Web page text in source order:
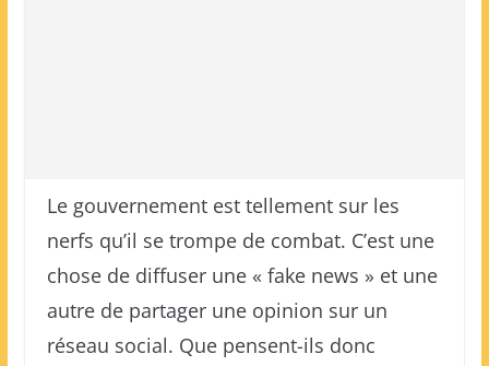
Le gouvernement est tellement sur les
nerfs qu’il se trompe de combat. C’est une
chose de diffuser une « fake news » et une
autre de partager une opinion sur un
réseau social. Que pensent-ils donc